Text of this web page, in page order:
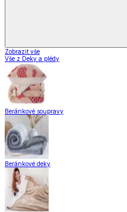
Zobrazit vše
Vše z Deky a plédy
Beránkové soupravy
Beránkové deky